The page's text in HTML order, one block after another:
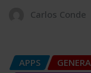
Carlos Conde
APPS